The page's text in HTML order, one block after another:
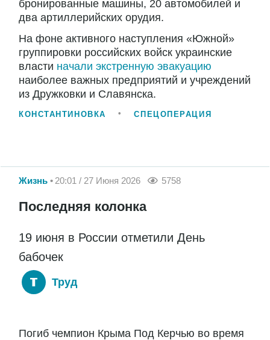
бронированные машины, 20 автомобилей и
два артиллерийских орудия.
На фоне активного наступления «Южной»
группировки российских войск украинские
власти начали экстренную эвакуацию
наиболее важных предприятий и учреждений
из Дружковки и Славянска.
КОНСТАНТИНОВКА СПЕЦОПЕРАЦИЯ
Жизнь 20:01 / 27 Июня 2026 5758
Последняя колонка
19 июня в России отметили День
бабочек
Труд
Погиб чемпион Крыма Под Керчью во время